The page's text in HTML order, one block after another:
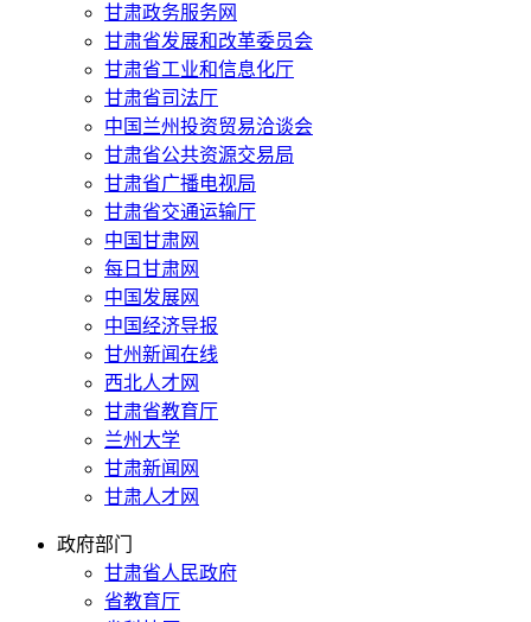
甘肃政务服务网
甘肃省发展和改革委员会
甘肃省工业和信息化厅
甘肃省司法厅
中国兰州投资贸易洽谈会
甘肃省公共资源交易局
甘肃省广播电视局
甘肃省交通运输厅
中国甘肃网
每日甘肃网
中国发展网
中国经济导报
甘州新闻在线
西北人才网
甘肃省教育厅
兰州大学
甘肃新闻网
甘肃人才网
政府部门
甘肃省人民政府
省教育厅